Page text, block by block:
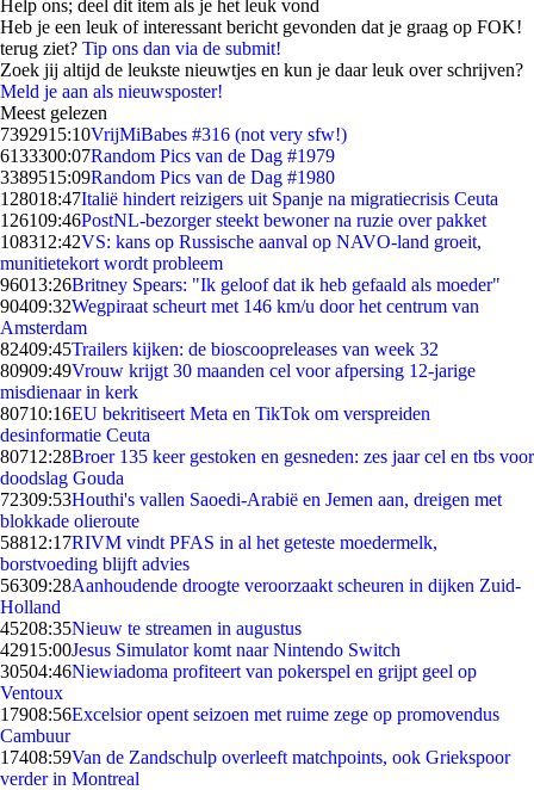
Help ons; deel dit item als je het leuk vond
Heb je een leuk of interessant bericht gevonden dat je graag op FOK!
terug ziet? Tip ons dan via de submit!
Zoek jij altijd de leukste nieuwtjes en kun je daar leuk over schrijven?
Meld je aan als nieuwsposter!
Meest gelezen
7392915:10VrijMiBabes #316 (not very sfw!)
6133300:07Random Pics van de Dag #1979
3389515:09Random Pics van de Dag #1980
128018:47Italië hindert reizigers uit Spanje na migratiecrisis Ceuta
126109:46PostNL-bezorger steekt bewoner na ruzie over pakket
108312:42VS: kans op Russische aanval op NAVO-land groeit,
munitietekort wordt probleem
96013:26Britney Spears: "Ik geloof dat ik heb gefaald als moeder"
90409:32Wegpiraat scheurt met 146 km/u door het centrum van
Amsterdam
82409:45Trailers kijken: de bioscoopreleases van week 32
80909:49Vrouw krijgt 30 maanden cel voor afpersing 12-jarige
misdienaar in kerk
80710:16EU bekritiseert Meta en TikTok om verspreiden
desinformatie Ceuta
80712:28Broer 135 keer gestoken en gesneden: zes jaar cel en tbs voor
doodslag Gouda
72309:53Houthi's vallen Saoedi-Arabië en Jemen aan, dreigen met
blokkade olieroute
58812:17RIVM vindt PFAS in al het geteste moedermelk,
borstvoeding blijft advies
56309:28Aanhoudende droogte veroorzaakt scheuren in dijken Zuid-
Holland
45208:35Nieuw te streamen in augustus
42915:00Jesus Simulator komt naar Nintendo Switch
30504:46Niewiadoma profiteert van pokerspel en grijpt geel op
Ventoux
17908:56Excelsior opent seizoen met ruime zege op promovendus
Cambuur
17408:59Van de Zandschulp overleeft matchpoints, ook Griekspoor
verder in Montreal